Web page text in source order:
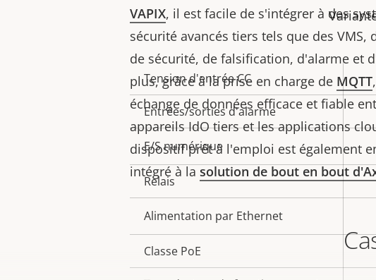
VAPIX, il est facile de s'intégrer à des
sécurité avancés tiers tels que des VMS,
de sécurité, de falsification, d'alarme et
plus, grâce à la prise en charge de MQTT
échange de données efficace et fiable
appareils IdO tiers et les applications
dispositif prêt à l'emploi est également
intégré à la solution de bout en bout
Description
de la
propriété
Valeur
de la
propriété
Tension d'entrée CC
Entrées/sorties d'alarme
E/S numérique
Relais
Alimentation par Ethernet
Classe PoE